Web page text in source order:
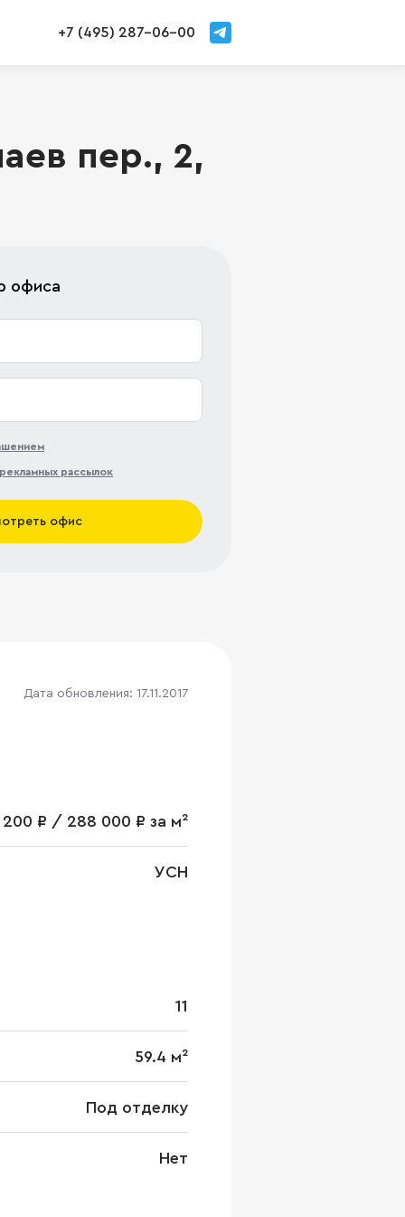
+7 (495) 287-06-00
пер., 2,
офиса
рекламных рассылок
офис
Дата обновления: 17.11.2017
200 ₽ / 288 000 ₽ за м²
УСН
11
59.4 м²
Под отделку
Нет